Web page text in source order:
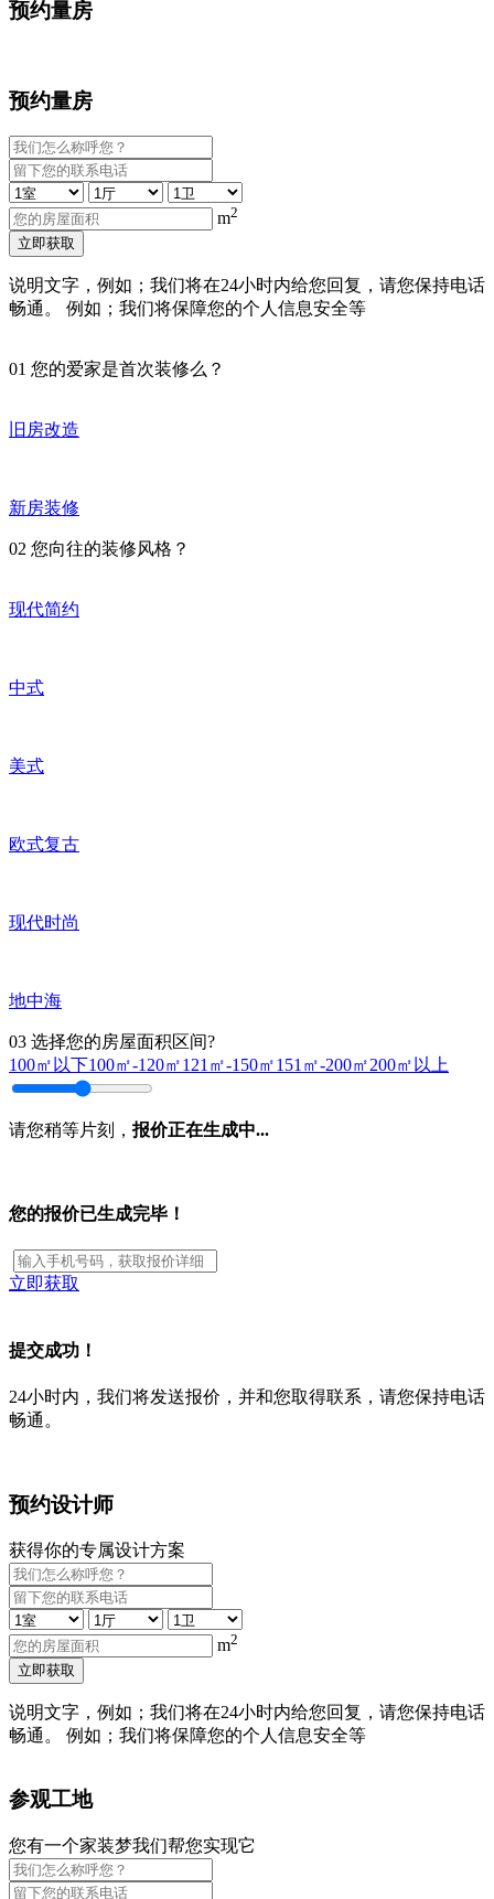
预约量房
预约量房
m2
立即获取
说明文字，例如；我们将在24小时内给您回复，请您保持电话
畅通。 例如；我们将保障您的个人信息安全等
01 您的爱家是首次装修么？
旧房改造
新房装修
02 您向往的装修风格？
现代简约
中式
美式
欧式复古
现代时尚
地中海
03 选择您的房屋面积区间?
100㎡以下100㎡-120㎡121㎡-150㎡151㎡-200㎡200㎡以上
请您稍等片刻， 报价正在生成中...
您的报价已生成完毕！
立即获取
提交成功！
24小时内，我们将发送报价，并和您取得联系，请您保持电话
畅通。
预约设计师
获得你的专属设计方案
m2
立即获取
说明文字，例如；我们将在24小时内给您回复，请您保持电话
畅通。 例如；我们将保障您的个人信息安全等
参观工地
您有一个家装梦我们帮您实现它